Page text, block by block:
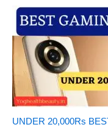
UNDER 20,000Rs